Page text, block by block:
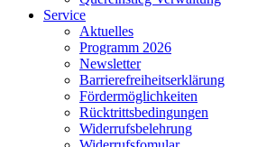
Service
Aktuelles
Programm 2026
Newsletter
Barrierefreiheitserklärung
Fördermöglichkeiten
Rücktrittsbedingungen
Widerrufsbelehrung